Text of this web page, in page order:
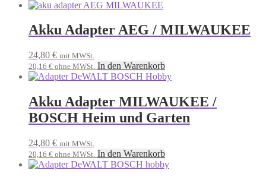
Akku Adapter AEG / MILWAUKEE
24,80 € mit MWSt.
20,16 € ohne MWSt. In den Warenkorb
Akku Adapter MILWAUKEE /
BOSCH Heim und Garten
24,80 € mit MWSt.
20,16 € ohne MWSt. In den Warenkorb